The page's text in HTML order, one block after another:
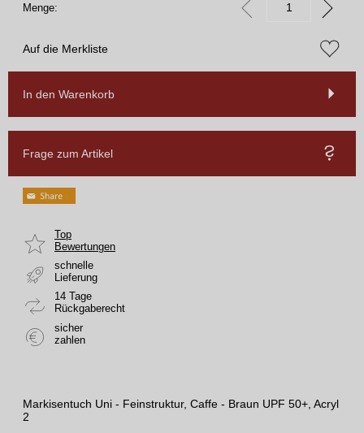
Menge:
Auf die Merkliste
In den Warenkorb
Frage zum Artikel
Top
Bewertungen
schnelle
Lieferung
14 Tage
Rückgaberecht
sicher
zahlen
Markisentuch Uni - Feinstruktur, Caffe - Braun UPF 50+, Acryl
2